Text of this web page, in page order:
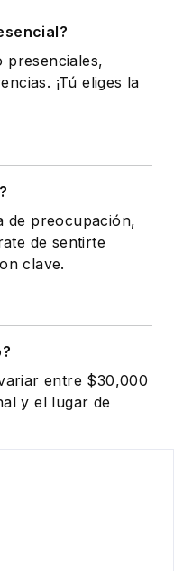
presenciales,
¡Tú eliges la
de preocupación,
de sentirte
clave.
entre $30,000
y el lugar de